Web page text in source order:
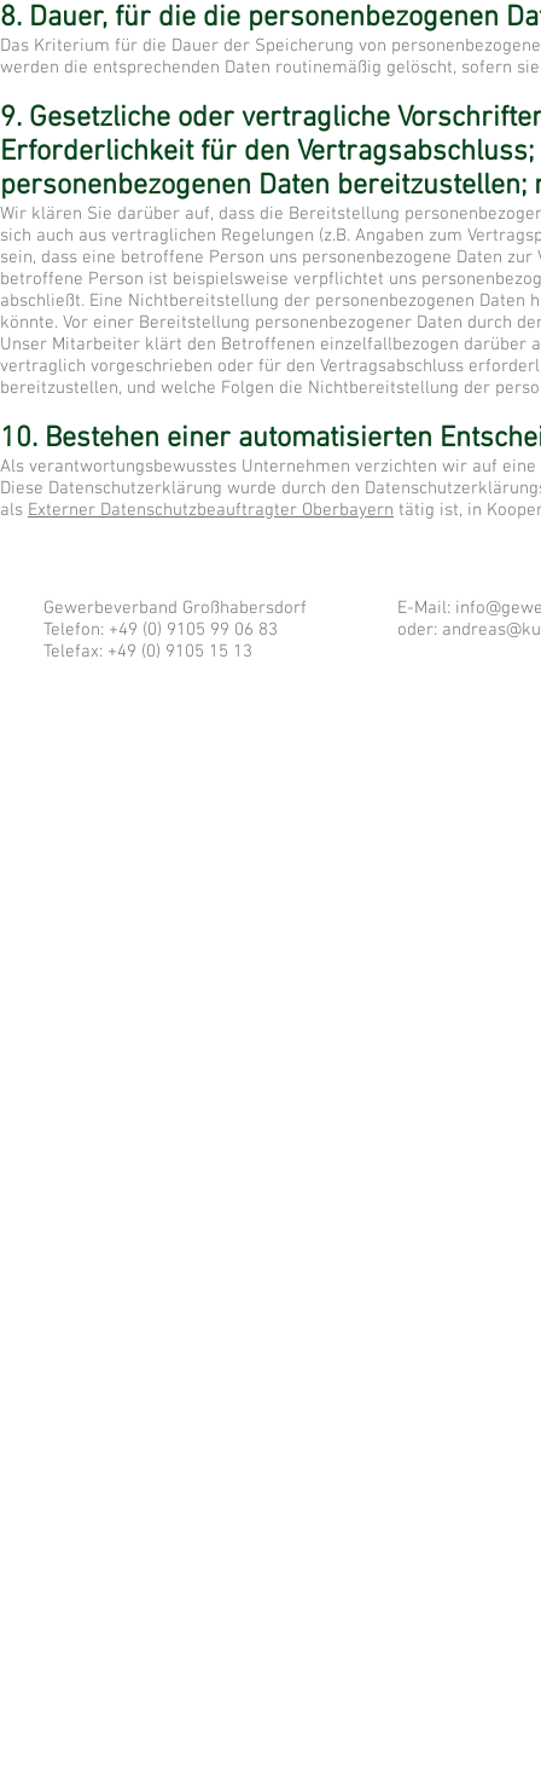
8. Dauer, für die die personenbezogenen
Das Kriterium für die Dauer der Speicherung von
werden die entsprechenden Daten routinemäßig gelöscht, sofern
9. Gesetzliche oder vertragliche
Erforderlichkeit für den
personenbezogenen Daten
Wir klären Sie darüber auf, dass die Bereitstellung
sich auch aus vertraglichen Regelungen (z.B. Angaben zum
sein, dass eine betroffene Person uns personenbezogene Daten
betroffene Person ist beispielsweise verpflichtet uns
abschließt. Eine Nichtbereitstellung der personenbezogenen
könnte. Vor einer Bereitstellung personenbezogener Daten durch
Unser Mitarbeiter klärt den Betroffenen einzelfallbezogen darüber
vertraglich vorgeschrieben oder für den Vertragsabschluss
bereitzustellen, und welche Folgen die Nichtbereitstellung der
10. Bestehen einer automatisierten
Als verantwortungsbewusstes Unternehmen verzichten wir auf
Diese Datenschutzerklärung wurde durch den
als Externer Datenschutzbeauftragter Oberbayern tätig ist, in
Gewerbeverband Großhabersdorf
Telefon: +49 (0) 9105 99 06 83
Telefax: +49 (0) 9105 15 13
E-Mail:
oder: